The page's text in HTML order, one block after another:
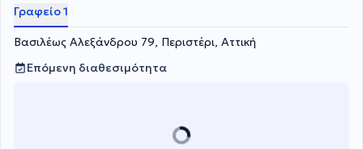
Γραφείο 1
Βασιλέως Αλεξάνδρου 79, Περιστέρι, Αττική
Επόμενη διαθεσιμότητα